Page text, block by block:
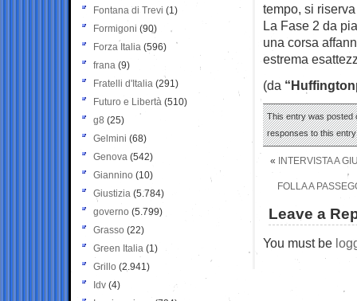
tempo, si
La Fase 2 da
una corsa
estrema
(da
This entry was posted
responses to this
« INTERVISTA A
FOLLA A
Leave a
You must be
Fontana di Trevi (1)
Formigoni (90)
Forza Italia (596)
frana (9)
Fratelli d'Italia (291)
Futuro e Libertà (510)
g8 (25)
Gelmini (68)
Genova (542)
Giannino (10)
Giustizia (5.784)
governo (5.799)
Grasso (22)
Green Italia (1)
Grillo (2.941)
Idv (4)